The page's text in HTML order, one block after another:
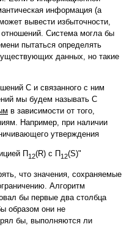
информация (а
вывести избыточности,
Система могла бы
пытаться определять
данных, но такие
C и связанного с ним
мы будем называть C
в зависимости от того,
Например, при наличии
утверждения
Π12(R) с Π12(S)"
что значения, сохраняемые
Алгоритм
бы первые два столбца
образом они не
бы, выполняются ли